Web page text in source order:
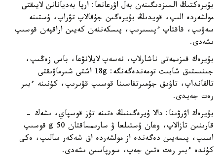
بۇيرەكتىڭ السىزدىگىنەن بەل اۋرعانعا: ارپا بەديانانن لايىقتى
مولشەردە الىپ، قويدىڭ بۇيرەگىن جۇقالاپ تۋراپ، ۇستىنە
سەۋىپ، قاقتاپ ءپىسىرىپ، پىسكەننەن كەيىن اراقپەن قوسىپ
ىشەدى.
بۇيرەك قىزىمەتى ناشارلاپ، نەسەپ لايلانۋعا، باس زەڭىپ،
جىنىستىق شابىت تومەندەگەنگە: 18g اشتى شىرماۋىقتى
تالقانداپ، تاۋىق جۇمىرتقاسىنا قوسىپ قۋىرىپ، كۇنىنە ءبىر
رەت جەيدى.
بۇيرەك اۋرۋىنا: دالا ۇيرەگىنىڭ ەتىنە تۇز قوسپاي، ىشەك -
قارىنىن تازالاپ، وعان ۇستىلعا ۋ سارىمساقتان 50 g قوسىپ
اسىپ، پىسەيىن دەگەندە از مولشەردە اق شەكەر سالىپ، ەكى
كۇندە ءبىر رەت ەتىن جەپ، سورپاسىن ىشەدى.